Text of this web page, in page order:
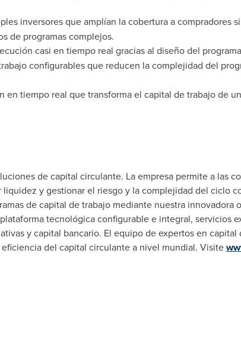
inversores que amplían la cobertura a compradores
de programas complejos.
casi en tiempo real gracias al diseño del
configurables que reducen la complejidad del
en tiempo real que transforma el capital de trabajo de
de capital circulante. La empresa permite a las
y gestionar el riesgo y la complejidad del ciclo
de capital de trabajo mediante nuestra innovadora
tecnológica configurable e integral, servicios
y capital bancario. El equipo de expertos en capital
del capital circulante a nivel mundial. Visite